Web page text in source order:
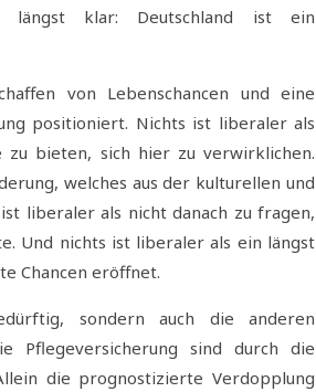
längst klar: Deutschland ist ein
von Lebenschancen und eine
positioniert. Nichts ist liberaler als
zu bieten, sich hier zu verwirklichen.
welches aus der kulturellen und
liberaler als nicht danach zu fragen,
Und nichts ist liberaler als ein längst
Chancen eröffnet.
sondern auch die anderen
Pflegeversicherung sind durch die
die prognostizierte Verdopplung